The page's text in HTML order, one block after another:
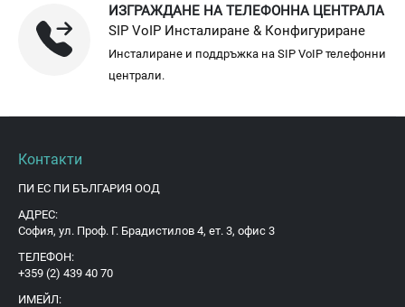
ИЗГРАЖДАНЕ НА ТЕЛЕФОННА ЦЕНТРАЛА
SIP VoIP Инсталиране & Конфигуриране
Инсталиране и поддръжка на SIP VoIP телефонни
централи.
Контакти
ПИ ЕС ПИ БЪЛГАРИЯ ООД
АДРЕС:
София, ул. Проф. Г. Брадистилов 4, ет. 3, офис 3
ТЕЛЕФОН:
+359 (2) 439 40 70
ИМЕЙЛ: